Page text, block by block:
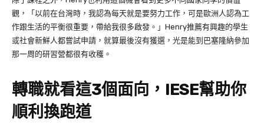
觀，「以前在台灣時，我認為每天就是要努力工作，可是歐洲人認為工
作跟生活的平衡很重要，帶給我很多啟發。」Henry推薦有興趣的學生
或社會新鮮人都嘗試申請，就算最後沒有獲選，光是能到巴塞隆納參加
那一周的研習營都很有收穫。
轉職就看這3個面向，IESE幫助你
順利換跑道